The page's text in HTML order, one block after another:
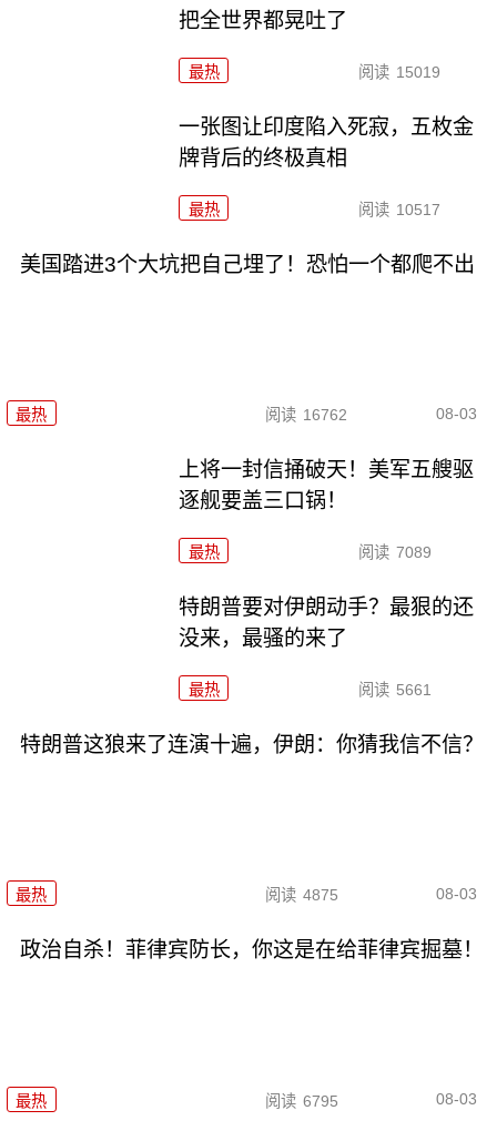
把全世界都晃吐了
最热 阅读 15019
一张图让印度陷入死寂，五枚金
牌背后的终极真相
最热 阅读 10517
美国踏进3个大坑把自己埋了！恐怕一个都爬不出
最热 阅读 16762 08-03
上将一封信捅破天！美军五艘驱
逐舰要盖三口锅！
最热 阅读 7089
特朗普要对伊朗动手？最狠的还
没来，最骚的来了
最热 阅读 5661
特朗普这狼来了连演十遍，伊朗：你猜我信不信？
最热 阅读 4875 08-03
政治自杀！菲律宾防长，你这是在给菲律宾掘墓！
最热 阅读 6795 08-03